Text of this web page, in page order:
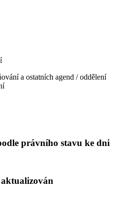
a ostatních agend / oddělení
právního stavu ke dni